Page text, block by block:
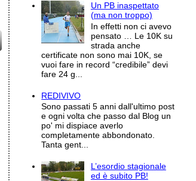
Un PB inaspettato
(ma non troppo)
In effetti non ci avevo
pensato … Le 10K su
strada anche
certificate non sono mai 10K, se
vuoi fare in record “credibile” devi
fare 24 g...
REDIVIVO
Sono passati 5 anni dall'ultimo post
e ogni volta che passo dal Blog un
po' mi dispiace averlo
completamente abbondonato.
Tanta gent...
L’esordio stagionale
ed è subito PB!